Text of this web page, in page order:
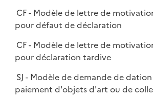
CF - Modèle de lettre de
pour défaut de déclaration
CF - Modèle de lettre de
pour déclaration tardive
SJ - Modèle de demande de
paiement d'objets d'art ou de